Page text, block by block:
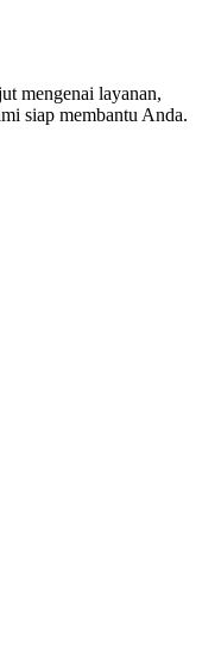
mengenai layanan,
siap membantu Anda.